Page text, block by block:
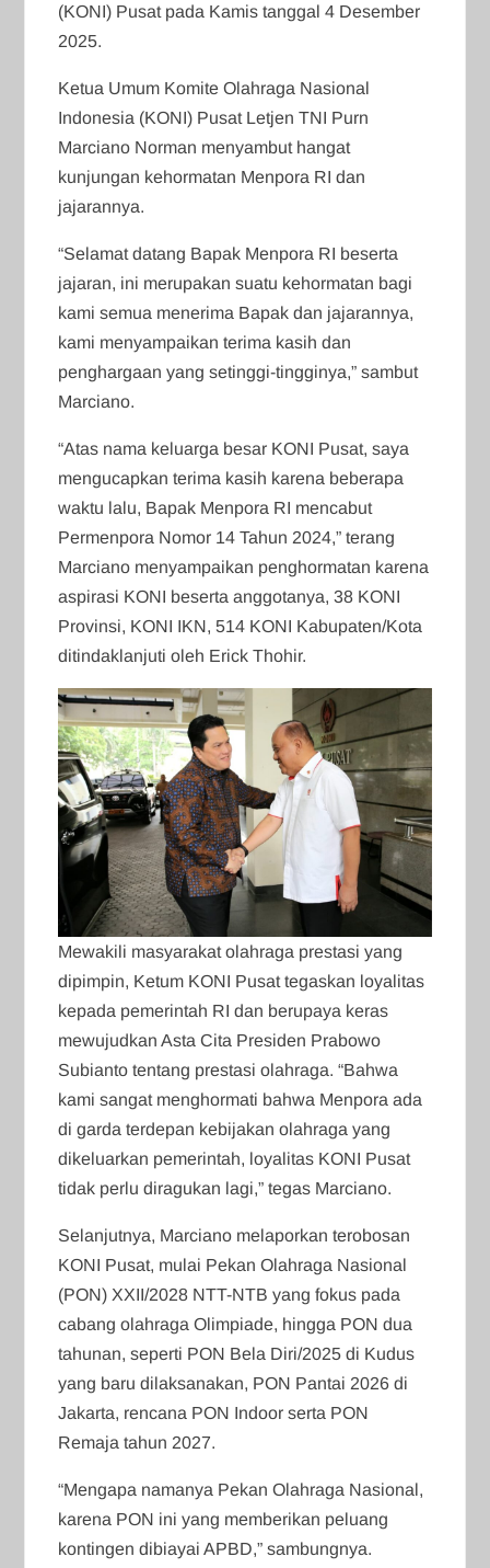
(KONI) Pusat pada Kamis tanggal 4 Desember
2025.
Ketua Umum Komite Olahraga Nasional
Indonesia (KONI) Pusat Letjen TNI Purn
Marciano Norman menyambut hangat
kunjungan kehormatan Menpora RI dan
jajarannya.
“Selamat datang Bapak Menpora RI beserta
jajaran, ini merupakan suatu kehormatan bagi
kami semua menerima Bapak dan jajarannya,
kami menyampaikan terima kasih dan
penghargaan yang setinggi-tingginya,” sambut
Marciano.
“Atas nama keluarga besar KONI Pusat, saya
mengucapkan terima kasih karena beberapa
waktu lalu, Bapak Menpora RI mencabut
Permenpora Nomor 14 Tahun 2024,” terang
Marciano menyampaikan penghormatan karena
aspirasi KONI beserta anggotanya, 38 KONI
Provinsi, KONI IKN, 514 KONI Kabupaten/Kota
ditindaklanjuti oleh Erick Thohir.
Mewakili masyarakat olahraga prestasi yang
dipimpin, Ketum KONI Pusat tegaskan loyalitas
kepada pemerintah RI dan berupaya keras
mewujudkan Asta Cita Presiden Prabowo
Subianto tentang prestasi olahraga. “Bahwa
kami sangat menghormati bahwa Menpora ada
di garda terdepan kebijakan olahraga yang
dikeluarkan pemerintah, loyalitas KONI Pusat
tidak perlu diragukan lagi,” tegas Marciano.
Selanjutnya, Marciano melaporkan terobosan
KONI Pusat, mulai Pekan Olahraga Nasional
(PON) XXII/2028 NTT-NTB yang fokus pada
cabang olahraga Olimpiade, hingga PON dua
tahunan, seperti PON Bela Diri/2025 di Kudus
yang baru dilaksanakan, PON Pantai 2026 di
Jakarta, rencana PON Indoor serta PON
Remaja tahun 2027.
“Mengapa namanya Pekan Olahraga Nasional,
karena PON ini yang memberikan peluang
kontingen dibiayai APBD,” sambungnya.